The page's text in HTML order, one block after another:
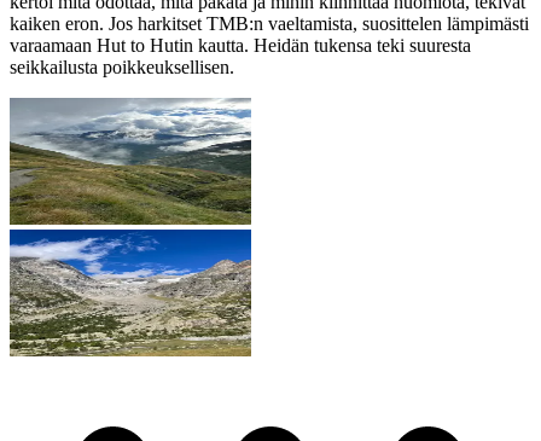
kaiken eron. Jos harkitset TMB:n vaeltamista, suosittelen lämpimästi
varaamaan Hut to Hutin kautta. Heidän tukensa teki suuresta
seikkailusta poikkeuksellisen.